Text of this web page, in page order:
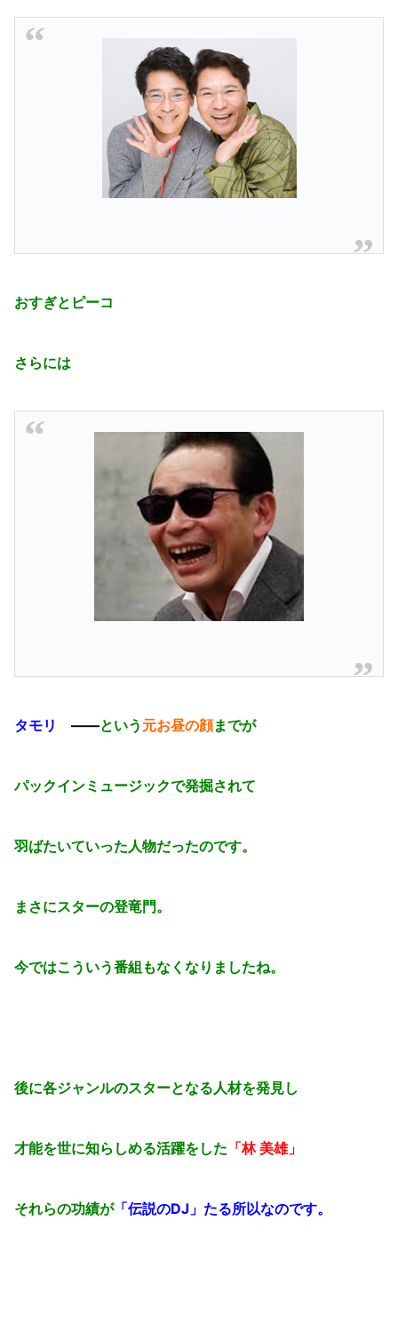
おすぎとピーコ
さらには
タモリ ――という 元お昼の顔までが
パックインミュージックで発掘されて
羽ばたいていった人物だったのです。
まさにスターの登竜門。
今ではこういう番組もなくなりましたね。
後に各ジャンルのスターとなる人材を発見し
才能を世に知らしめる活躍をした 「林 美雄」
それらの功績が「伝説のDJ」たる所以なのです。